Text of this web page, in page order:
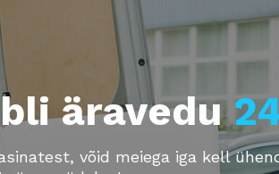
äravedu
võid meiega iga kell